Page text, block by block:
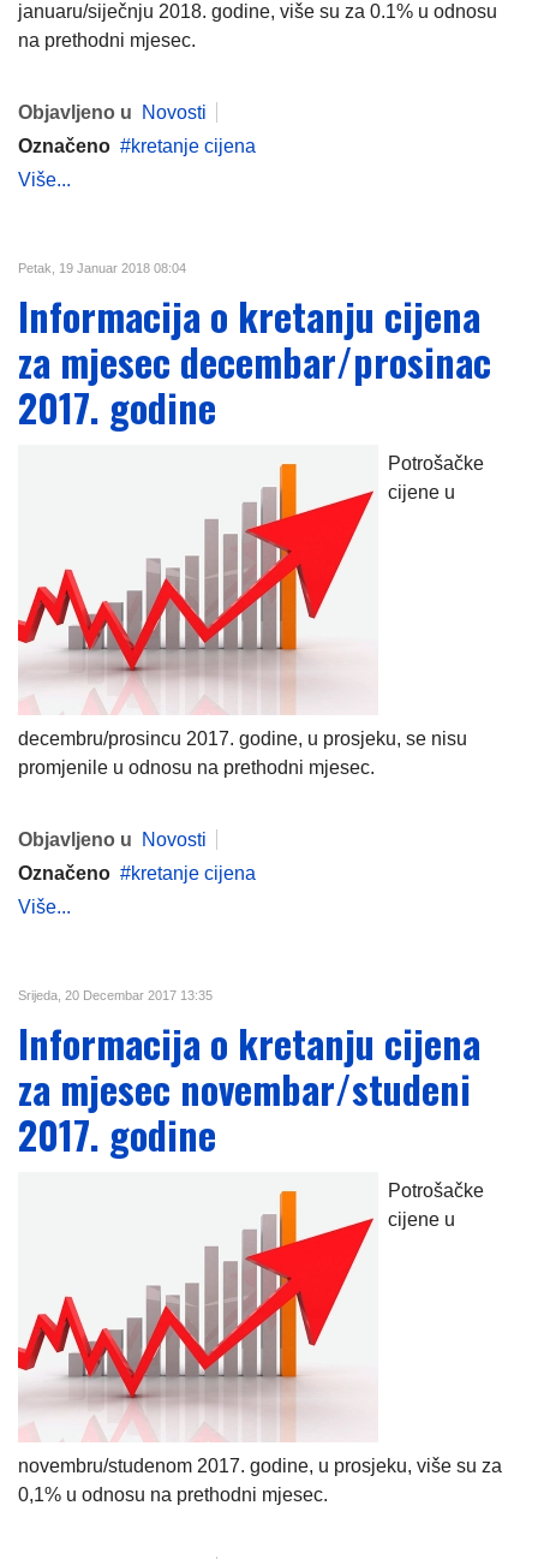
januaru/siječnju 2018. godine, više su za 0.1% u odnosu
na prethodni mjesec.
Objavljeno u
Novosti
Označeno
kretanje cijena
Više...
Petak, 19 Januar 2018 08:04
Informacija o kretanju cijena
za mjesec decembar/prosinac
2017. godine
Potrošačke
cijene u
decembru/prosincu 2017. godine, u prosjeku, se nisu
promjenile u odnosu na prethodni mjesec.
Objavljeno u
Novosti
Označeno
kretanje cijena
Više...
Srijeda, 20 Decembar 2017 13:35
Informacija o kretanju cijena
za mjesec novembar/studeni
2017. godine
Potrošačke
cijene u
novembru/studenom 2017. godine, u prosjeku, više su za
0,1% u odnosu na prethodni mjesec.